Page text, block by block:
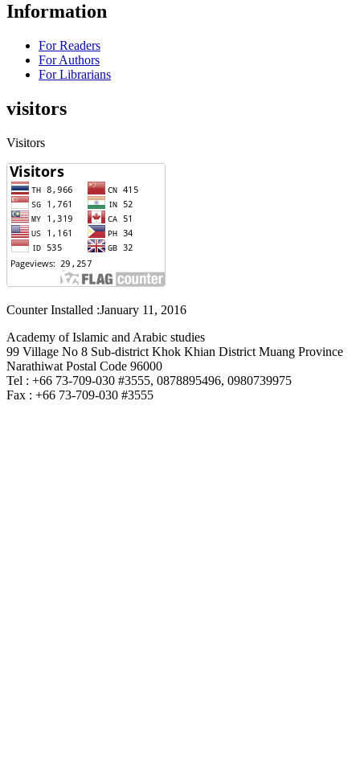
Information
For Readers
For Authors
For Librarians
visitors
Visitors
Counter Installed :January 11, 2016
Academy of Islamic and Arabic studies
99 Village No 8 Sub-district Khok Khian District Muang Province
Narathiwat Postal Code 96000
Tel : +66 73-709-030 #3555, 0878895496, 0980739975
Fax : +66 73-709-030 #3555